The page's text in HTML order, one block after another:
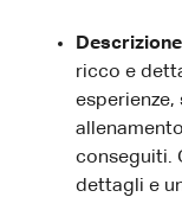
ricco e
conseguiti.
dettagli e